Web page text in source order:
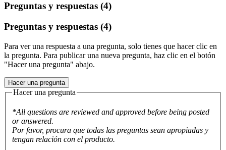
Preguntas y respuestas (4)
Preguntas y respuestas (4)
Para ver una respuesta a una pregunta, solo tienes que hacer clic en
la pregunta. Para publicar una nueva pregunta, haz clic en el botón
"Hacer una pregunta" abajo.
Hacer una pregunta
Hacer una pregunta
*All questions are reviewed and approved before being posted
or answered.
Por favor, procura que todas las preguntas sean apropiadas y
tengan relación con el producto.